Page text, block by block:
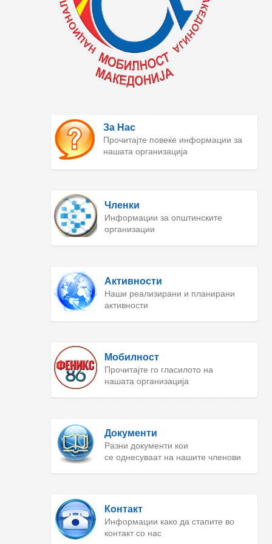
За Нас
Прочитајте повеќе информации за
нашата организација
Членки
Информации за општинските
организации
Активности
Наши реализирани и планирани
активности
Мобилност
Прочитајте го гласилото на
нашата организација
Документи
Разни документи кои
се однесуваат на нашите членови
Контакт
Информации како да стапите во
контакт со нас